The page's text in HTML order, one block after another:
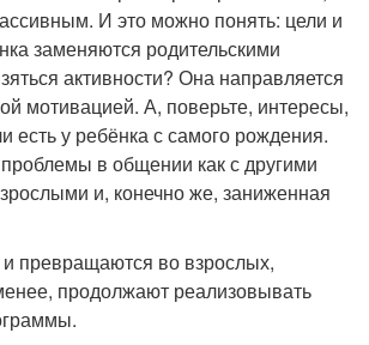
И это можно понять: цели и
заменяются родительскими
активности? Она направляется
мотивацией. А, поверьте, интересы,
есть у ребёнка с самого рождения.
в общении как с другими
и, конечно же, заниженная
превращаются во взрослых,
продолжают реализовывать